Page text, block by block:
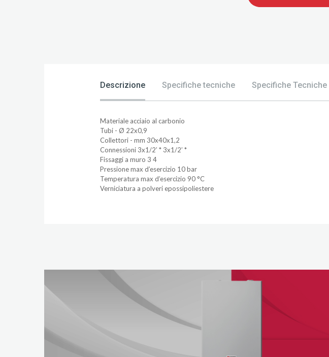
Descrizione Specifiche tecniche Specifiche Tecniche
Materiale acciaio al carbonio
Tubi - Ø 22x0,9
Collettori - mm 30x40x1,2
Connessioni 3x1/2’ * 3x1/2’ *
Fissaggi a muro 3 4
Pressione max d’esercizio 10 bar
Temperatura max d’esercizio 90 °C
Verniciatura a polveri epossipoliestere